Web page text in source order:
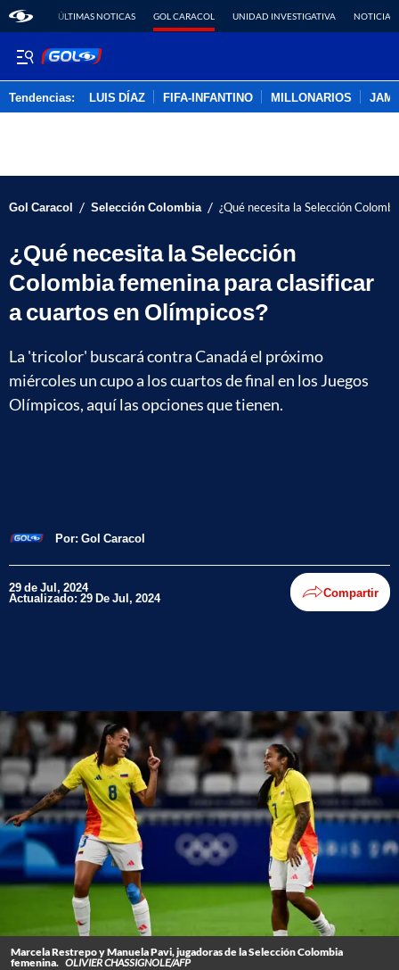
ÚLTIMAS NOTICAS GOL CARACOL UNIDAD INVESTIGATIVA NOTICIAS
Tendencias: LUIS DÍAZ FIFA-INFANTINO MILLONARIOS
Gol Caracol / Selección Colombia / ¿Qué necesita la Selección
¿Qué necesita la Selección
Colombia femenina para clasificar
a cuartos en Olímpicos?
La 'tricolor' buscará contra Canadá el próximo
miércoles un cupo a los cuartos de final en los Juegos
Olímpicos, aquí las opciones que tienen.
Por: Gol Caracol
29 de Jul, 2024
Actualizado: 29 De Jul, 2024 Compartir
Marcela Restrepo y Manuela Pavi, jugadoras de la Selección Colombia
femenina. OLIVIER CHASSIGNOLE/AFP